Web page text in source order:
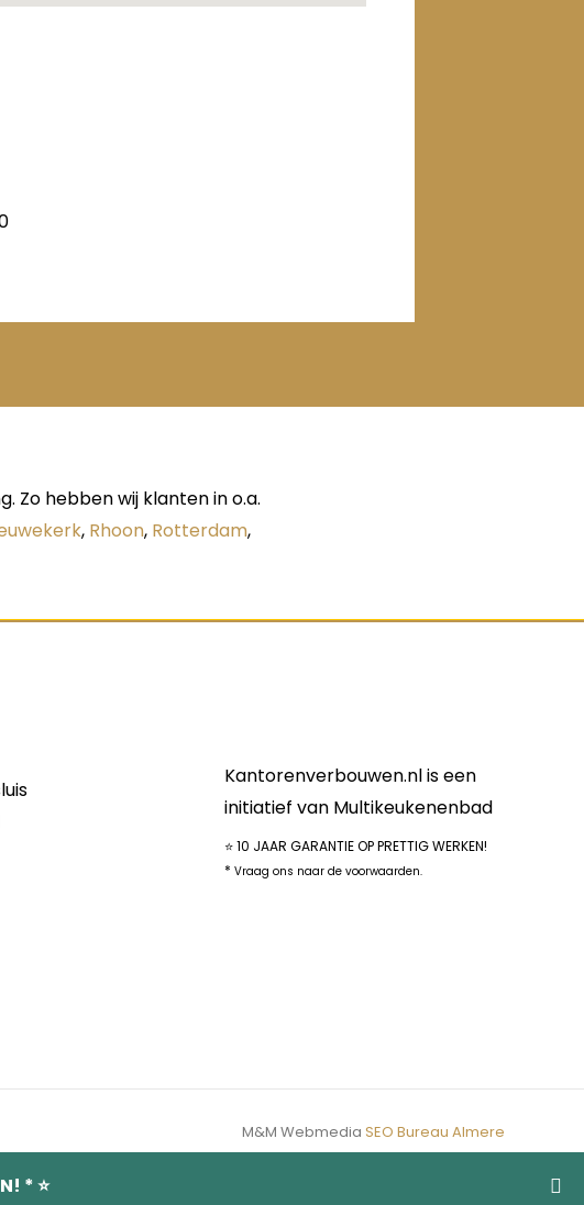
Zo hebben wij klanten in o.a.
, Rhoon, Rotterdam,
Kantorenverbouwen.nl is een
initiatief van Multikeukenenbad
⭐ 10 JAAR GARANTIE OP PRETTIG WERKEN!
* Vraag ons naar de voorwaarden.
M&M Webmedia SEO Bureau Almere
* ⭐ 17 augustus